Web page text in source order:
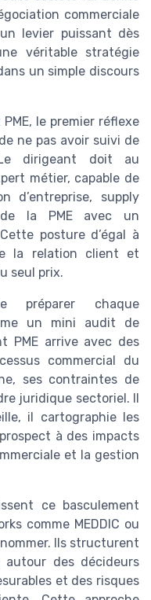
commerciale
levier puissant dès
véritable stratégie
un simple discours
le premier réflexe
ne pas avoir suivi de
dirigeant doit au
métier, capable de
d’entreprise, supply
la PME avec un
posture d’égal à
la relation client et
seul prix.
préparer chaque
un mini audit de
PME arrive avec des
commercial du
ses contraintes de
juridique sectoriel. Il
il cartographie les
à des impacts
et la gestion
ce basculement
comme MEDDIC ou
Ils structurent
autour des décideurs
et des risques